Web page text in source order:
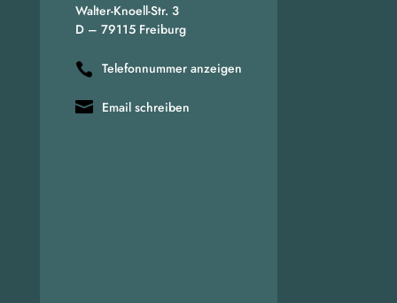
Walter-Knoell-Str. 3
D – 79115 Freiburg
Telefonnummer anzeigen
Email schreiben